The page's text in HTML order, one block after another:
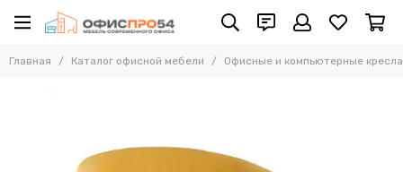
Офисные и компьютерные кресла
Кресла для руководителей
Главная Каталог офисной мебели Офисные и компьютерные кресла